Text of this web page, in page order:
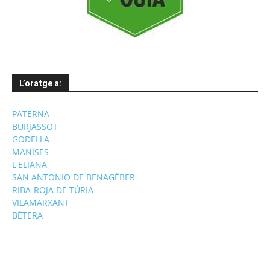
L’oratge a:
PATERNA
BURJASSOT
GODELLA
MANISES
L'ELIANA
SAN ANTONIO DE BENAGÉBER
RIBA-ROJA DE TÚRIA
VILAMARXANT
BÉTERA